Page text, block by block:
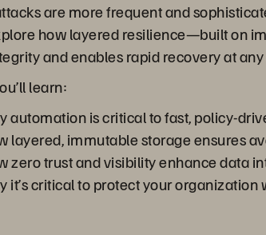
are more frequent and
how layered resilience—built on
and enables rapid recovery at any
learn:
automation is critical to fast, policy-
layered, immutable storage ensures
zero trust and visibility enhance data
it’s critical to protect your